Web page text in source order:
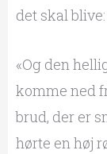
det skal blive:
«Og den
komme ned
brud, der er
hørte en høj